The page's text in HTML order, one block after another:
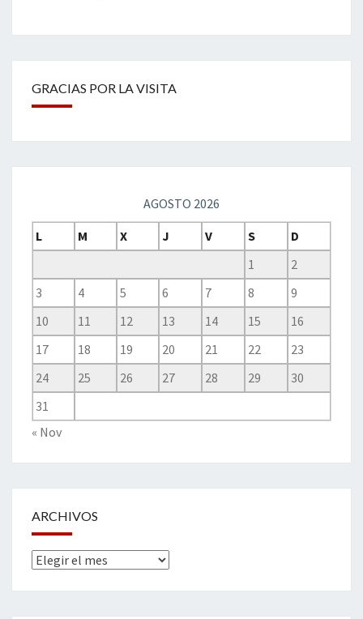
GRACIAS POR LA VISITA
AGOSTO 2026
L
M X J V S
D
1
2
3
4 5 6 7 8
9
10
11 12 13 14 15
16
17
18 19 20 21 22
23
24
25 26 27 28 29
30
31
« Nov
ARCHIVOS
Archivos